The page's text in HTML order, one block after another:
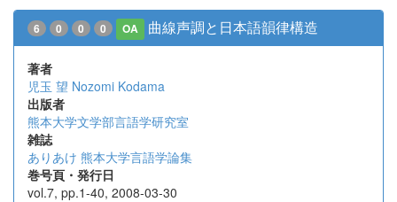
6 0 0 0 OA 曲線声調と日本語韻律構造
著者
児玉 望 Nozomi Kodama
出版者
熊本大学文学部言語学研究室
雑誌
ありあけ 熊本大学言語学論集
巻号頁・発行日
vol.7, pp.1-40, 2008-03-30